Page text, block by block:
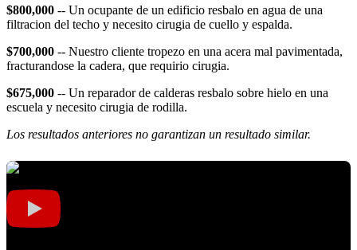
$800,000 -- Un ocupante de un edificio resbalo en agua de una
filtracion del techo y necesito cirugia de cuello y espalda.
$700,000 -- Nuestro cliente tropezo en una acera mal pavimentada,
fracturandose la cadera, que requirio cirugia.
$675,000 -- Un reparador de calderas resbalo sobre hielo en una
escuela y necesito cirugia de rodilla.
Los resultados anteriores no garantizan un resultado similar.